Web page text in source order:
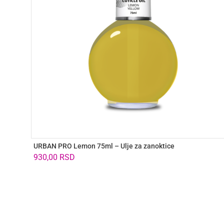
URBAN PRO Lemon 75ml – Ulje za zanoktice
930,00 RSD